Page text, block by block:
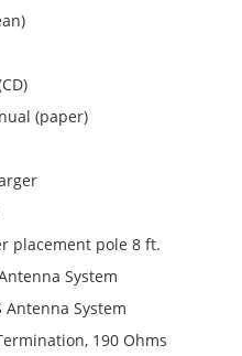
(paper)
placement pole 8 ft.
System
Antenna System
190 Ohms